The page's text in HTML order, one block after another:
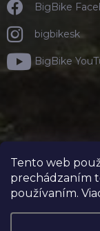
Tento web
prechádzaním
používaním.
BigBike
bigbikesk
BigBike